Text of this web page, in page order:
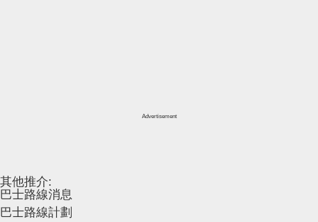
Advertisement
其他推介:
巴士路線消息
巴士路線計劃